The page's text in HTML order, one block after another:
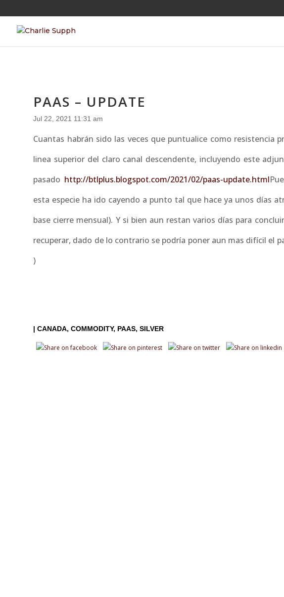
PAAS – UPDATE
Jul 22, 2021 11:31 am
Cuantas habrán sido las veces que puntualice como resistencia
linea superior del claro canal descendente, incluyendo este
pasado http://btlplus.blogspot.com/2021/02/paas-update.html
esta especie ha ido cayendo a punto tal que hace ya unos días
base cierre mensual). Y si bien aun restan varios días para
recuperar, dado de lo contrario se podría poner aun mas difícil el
)
|CANADA COMMODITY PAAS SILVER